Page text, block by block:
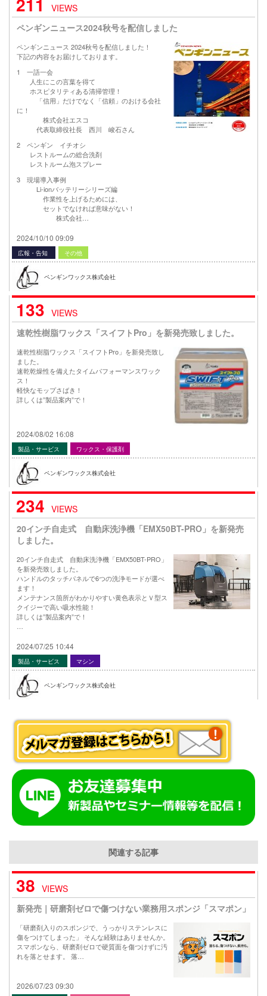
VIEWS
ペンギンニュース2024秋号を配信しました
ペンギンニュース 2024秋号を配信しました！
下記の内容をお届けしております。
1 一語一会
人生にこの言葉を得て
ホスピタリティある清掃管理！
「信用」だけでなく「信頼」のおける会社
に！
株式会社エスコ
代表取締役社長 西川 峻石さん
2 ペンギン イチオシ
レストルームの総合洗剤
レストルーム泡スプレー
3 現場導入事例
Li-ionバッテリーシリーズ編
作業性を上げるためには、
セットでなければ意味がない！
株式会社…
2024/10/10 09:09
広報・告知 その他
ペンギンワックス株式会社
133 VIEWS
速乾性樹脂ワックス「スイフトPro」を新発売致しました。
速乾性樹脂ワックス「スイフトPro」を新発売致し
ました。
速乾乾燥性を備えたタイムパフォーマンスワック
ス！
軽快なモップさばき！
詳しくは”製品案内”で！
2024/08/02 16:08
製品・サービス ワックス・保護剤
ペンギンワックス株式会社
234 VIEWS
20インチ自走式 自動床洗浄機「EMX50BT-PRO」を新発売
しました。
20インチ自走式 自動床洗浄機「EMX50BT-PRO」
を新発売致しました。
ハンドルのタッチパネルで6つの洗浄モードが選べ
ます！
メンテナンス箇所がわかりやすい黄色表示とＶ型ス
クイジーで高い吸水性能！
詳しくは”製品案内”で！
2024/07/25 10:44
製品・サービス マシン
ペンギンワックス株式会社
関連する記事
38 VIEWS
新発売｜研磨剤ゼロで傷つけない業務用スポンジ「スマポン」
「研磨剤入りのスポンジで、うっかりステンレスに
傷をつけてしまった」 そんな経験はありませんか。
スマポンなら、研磨剤ゼロで硬質面を傷つけずに汚
れを落とせます。 落…
2026/07/23 09:30